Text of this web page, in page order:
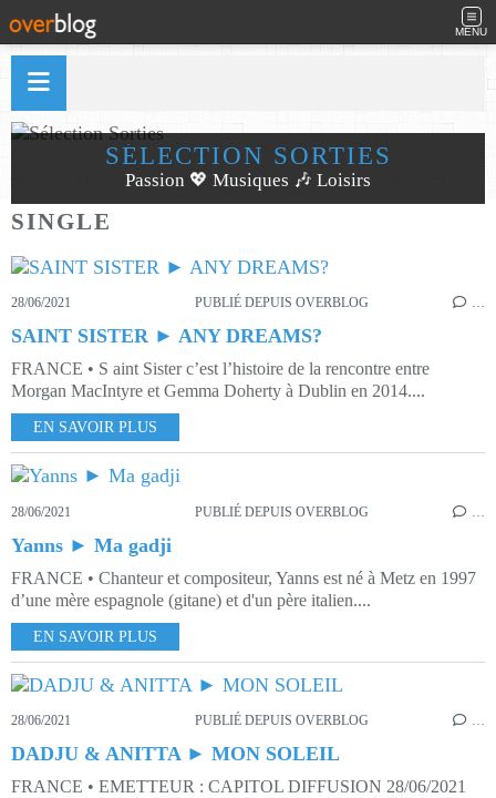
MENU
SÉLECTION SORTIES
Passion 💖 Musiques 🎶 Loisirs
SINGLE
28/06/2021 PUBLIÉ DEPUIS OVERBLOG …
SAINT SISTER ► ANY DREAMS?
FRANCE • S aint Sister c’est l’histoire de la rencontre entre
Morgan MacIntyre et Gemma Doherty à Dublin en 2014....
EN SAVOIR PLUS
28/06/2021 PUBLIÉ DEPUIS OVERBLOG
Yanns ► Ma gadji
FRANCE • Chanteur et compositeur, Yanns est né à Metz en 1997
d’une mère espagnole (gitane) et d'un père italien....
EN SAVOIR PLUS
28/06/2021 PUBLIÉ DEPUIS OVERBLOG …
DADJU & ANITTA ► MON SOLEIL
FRANCE • EMETTEUR : CAPITOL DIFFUSION 28/06/2021